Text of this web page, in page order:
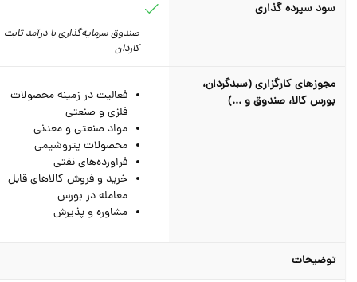
سود سپرده گذاری
صندوق سرمایه‌گذاری با درآمد ثابت
کاردان
مجوزهای کارگزاری (سبدگردان،
بورس کالا، صندوق و ...)
فعالیت در زمینه محصولات
فلزی و صنعتی
مواد صنعتی و معدنی
محصولات پتروشیمی
فراورده‌های نفتی
خرید و فروش کالاهای قابل
معامله در بورس
مشاوره و پذیرش
توضیحات